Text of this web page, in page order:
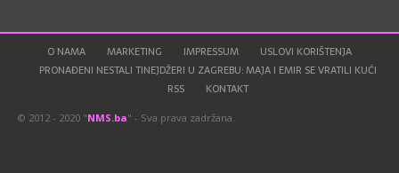
O NAMA MARKETING IMPRESSUM
USLOVI KORIŠTENJA
PRONAĐENI NESTALI TINEJDŽERI U ZAGREBU: MAJA I EMIR SE VRATILI KUĆI
RSS
KONTAKT
© 2012 - 2020 "NMS.ba" - Sva prava zadržana.